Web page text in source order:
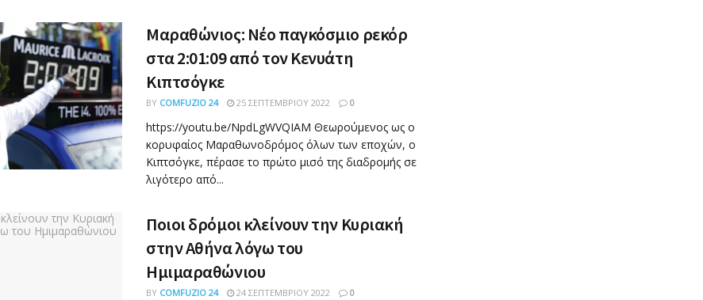
Μαραθώνιος: Νέο παγκόσμιο ρεκόρ
στα 2:01:09 από τον Κενυάτη
Κιπτσόγκε
BY COMFUZIO 24 25 ΣΕΠΤΕΜΒΡΊΟΥ 2022 0
https://youtu.be/NpdLgWVQIAM Θεωρούμενος ως ο
κορυφαίος Μαραθωνοδρόμος όλων των εποχών, ο
Κιπτσόγκε, πέρασε το πρώτο μισό της διαδρομής σε
λιγότερο από...
Ποιοι δρόμοι κλείνουν την Κυριακή
στην Αθήνα λόγω του
Ημιμαραθώνιου
BY COMFUZIO 24 24 ΣΕΠΤΕΜΒΡΊΟΥ 2022 0